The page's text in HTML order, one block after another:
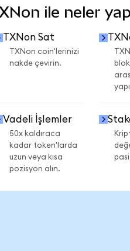
ile neler
TXNon Sat
TXNon coin'lerinizi
nakde çevirin.
Vadeli İşlemler
50x kaldıraca
kadar token'larda
uzun veya kısa
pozisyon alın.